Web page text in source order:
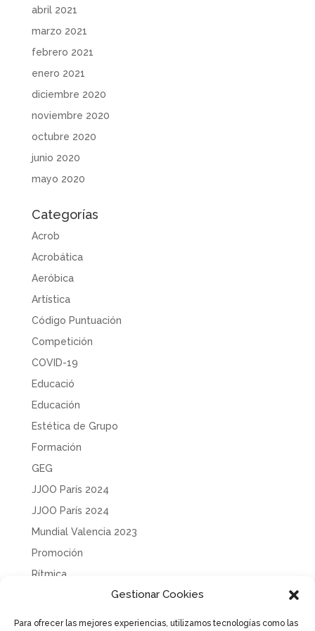
Gestionar Cookies
Para ofrecer las mejores experiencias, utilizamos tecnologías como las
abril 2021
marzo 2021
febrero 2021
enero 2021
diciembre 2020
noviembre 2020
octubre 2020
junio 2020
mayo 2020
Categorías
Acrob
Acrobática
Aeróbica
Artística
Código Puntuación
Competición
COVID-19
Educació
Educación
Estética de Grupo
Formación
GEG
JJOO París 2024
JJOO París 2024
Mundial Valencia 2023
Promoción
Rítmica